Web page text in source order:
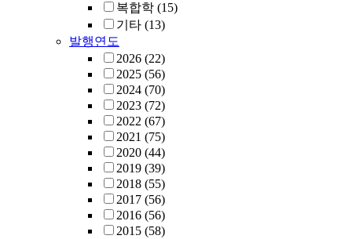
복합학 (15)
기타 (13)
발행연도
2026 (22)
2025 (56)
2024 (70)
2023 (72)
2022 (67)
2021 (75)
2020 (44)
2019 (39)
2018 (55)
2017 (56)
2016 (56)
2015 (58)